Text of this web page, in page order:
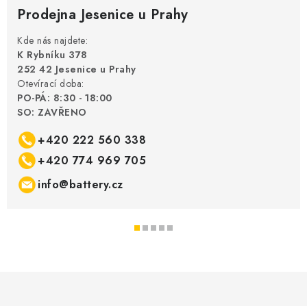
Prodejna Jesenice u Prahy
Kde nás najdete:
K Rybníku 378
252 42 Jesenice u Prahy
Otevírací doba:
PO-PÁ: 8:30 - 18:00
SO: ZAVŘENO
+420 222 560 338
+420 774 969 705
info@battery.cz